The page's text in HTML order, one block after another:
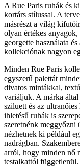
A Rue Paris ruhák és
kortárs stílussal. A
másrészt a világ
olyan értékes
georgette használata
kollekciónak nagyon
Minden Rue Paris
egyszerű palettát
divatos mintákkal,
variáljuk. A márka
sziluett és az
ihletésű ruhák is
szeretnénk
nézhetnek ki például
nadrágban.
arról, hogy minden nő
testalkattól függetlenül.